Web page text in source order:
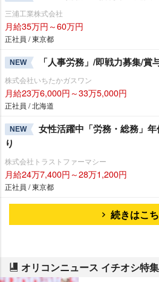
三浦工業株式会社
月給35万円～60万円
正社員 / 東京都
NEW 「人事労務」/即戦力募集/賞
株式会社いちたかガスワン
月給23万6,000円～33万5,000円
正社員 / 北海道
NEW
女性活躍中「労務・総務」
り
株式会社トラストファーマシー
月給24万7,400円～28万1,200円
正社員 / 東京都
続きはこ
オリコンニュース イチオシ特集